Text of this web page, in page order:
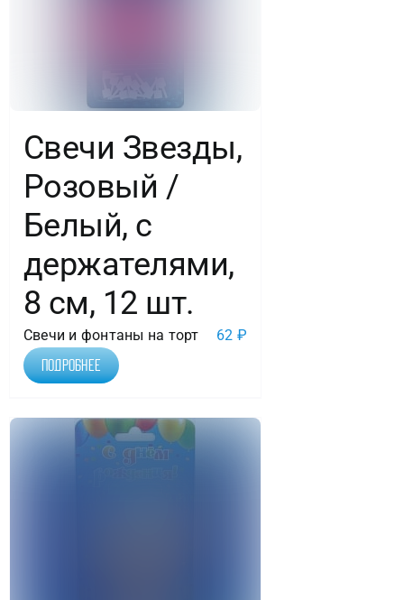
Свечи Звезды,
Розовый /
Белый, с
держателями,
8 см, 12 шт.
Свечи и фонтаны на торт 62 ₽
Подробнее